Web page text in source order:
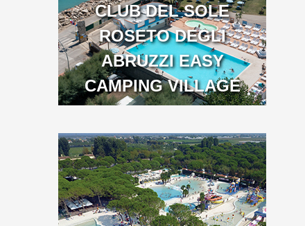
CLUB DEL SOLE
ROSETO DEGLI
ABRUZZI EASY
CAMPING VILLAGE